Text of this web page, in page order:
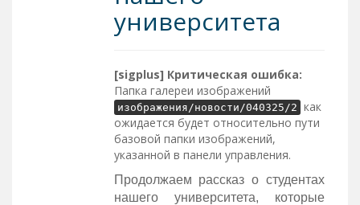
университета
[sigplus] Критическая ошибка:
Папка галереи изображений
изображения/новости/040325/2 как
ожидается будет относительно пути
базовой папки изображений,
указанной в панели управления.
Продолжаем рассказ о студентах
нашего университета, которые